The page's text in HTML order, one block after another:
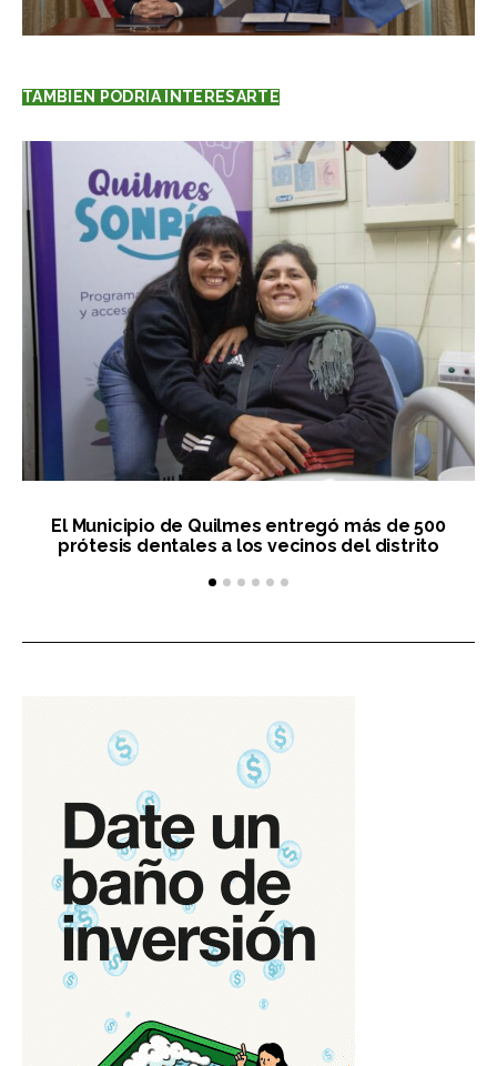
TAMBIÉN PODRÍA INTERESARTE
El Municipio de Quilmes entregó más de 500
prótesis dentales a los vecinos del distrito